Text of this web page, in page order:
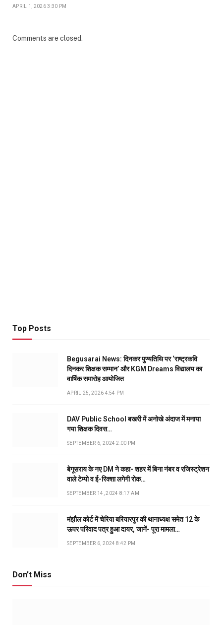
APRIL 1, 2026 3:30 PM
Comments are closed.
Top Posts
Begusarai News: दिनकर पुण्यतिथि पर ‘राष्ट्रकवि
दिनकर शिक्षक सम्मान’ और KGM Dreams विद्यालय का
वार्षिक समारोह आयोजित
APRIL 25, 2026 4:54 PM
DAV Public School बखरी में अनोखे अंदाज में मनाया
गया शिक्षक दिवस…
SEPTEMBER 6, 2024 2:00 PM
बेगूसराय के नए DM ने कहा- शहर में बिना नंबर व रजिस्ट्रेशन
वाले टेम्पो व ई-रिक्शा लगेगी रोक…
SEPTEMBER 14, 2024 8:17 AM
मंझौल कोर्ट में चेरिया बरियारपुर की थानाध्यक्ष समेत 12 के
ऊपर परिवाद पत्र हुआ दायर, जानें- पूरा मामला…
SEPTEMBER 6, 2024 8:42 PM
Don't Miss